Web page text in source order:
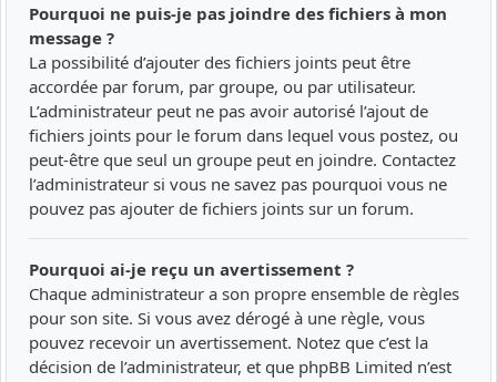
Pourquoi ne puis-je pas joindre des fichiers à mon
message ?
La possibilité d’ajouter des fichiers joints peut être
accordée par forum, par groupe, ou par utilisateur.
L’administrateur peut ne pas avoir autorisé l’ajout de
fichiers joints pour le forum dans lequel vous postez, ou
peut-être que seul un groupe peut en joindre. Contactez
l’administrateur si vous ne savez pas pourquoi vous ne
pouvez pas ajouter de fichiers joints sur un forum.
Pourquoi ai-je reçu un avertissement ?
Chaque administrateur a son propre ensemble de règles
pour son site. Si vous avez dérogé à une règle, vous
pouvez recevoir un avertissement. Notez que c’est la
décision de l’administrateur, et que phpBB Limited n’est